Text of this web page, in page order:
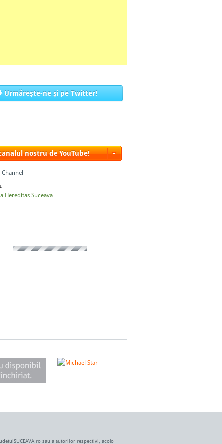
Urmărește-ne și pe Twitter!
nostru de YouTube!
Channel
sau a autorilor respectivi, acolo